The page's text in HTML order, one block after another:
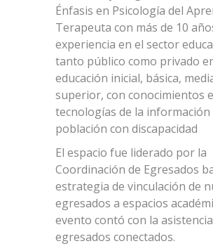
Énfasis en Psicología del
Terapeuta con más de 10
experiencia en el sector
tanto público como privado
educación inicial, básica,
superior, con conocimientos
tecnologías de la información
población con discapacidad
El espacio fue liderado por la
Coordinación de Egresados
estrategia de vinculación de
egresados a espacios
evento contó con la asistencia
egresados conectados.